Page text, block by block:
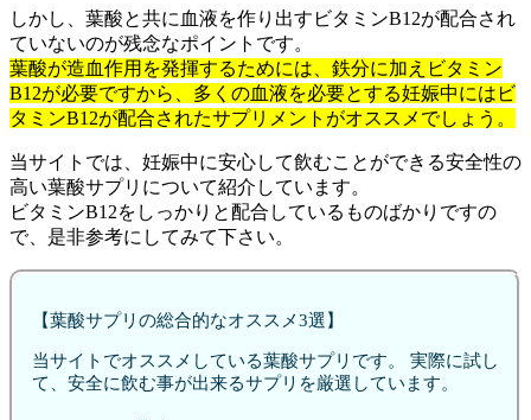
しかし、葉酸と共に血液を作り出すビタミンB12が配合され
ていないのが残念なポイントです。
葉酸が造血作用を発揮するためには、鉄分に加えビタミン
B12が必要ですから、多くの血液を必要とする妊娠中にはビ
タミンB12が配合されたサプリメントがオススメでしょう。
当サイトでは、妊娠中に安心して飲むことができる安全性の
高い葉酸サプリについて紹介しています。
ビタミンB12をしっかりと配合しているものばかりですの
で、是非参考にしてみて下さい。
【葉酸サプリの総合的なオススメ3選】
当サイトでオススメしている葉酸サプリです。 実際に試し
て、安全に飲む事が出来るサプリを厳選しています。